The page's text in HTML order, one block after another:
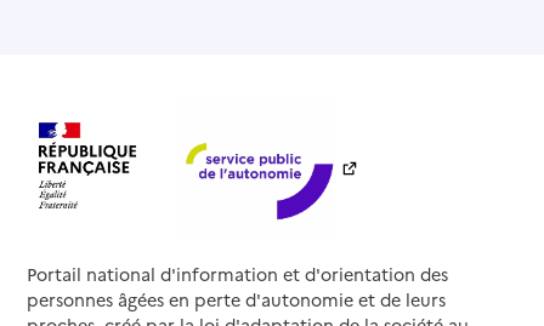
Portail national d'information et d'orientation des
personnes âgées en perte d'autonomie et de leurs